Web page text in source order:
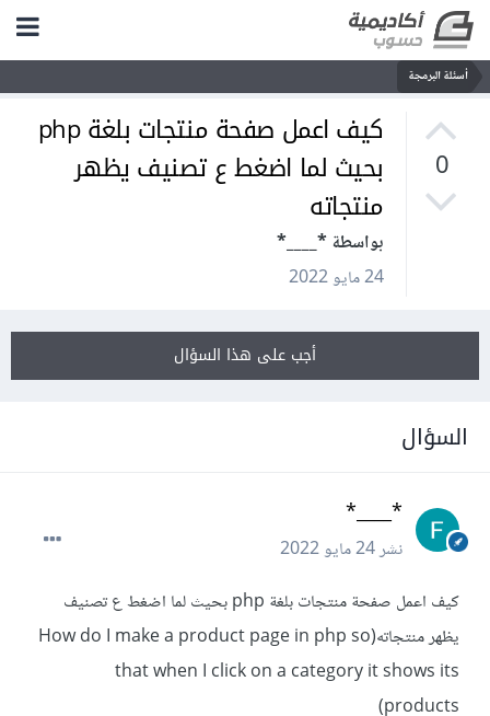
أسئلة البرمجة
0
كيف اعمل صفحة منتجات بلغة php
بحيث لما اضغط ع تصنيف يظهر
منتجاته
بواسطة *____*
24 مايو 2022
أجب على هذا السؤال
السؤال
*____*
نشر24 مايو 2022
كيف اعمل صفحة منتجات بلغة php بحيث لما اضغط ع تصنيف
يظهر منتجاته(How do I make a product page in php so
that when I click on a category it shows its
products)